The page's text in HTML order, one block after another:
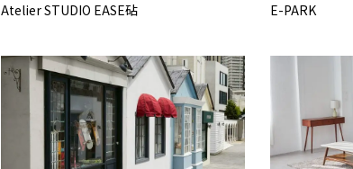
オプション：CAFE外観 オプション：CAFE2F
Atelier STUDIO EASE砧 E-PARK